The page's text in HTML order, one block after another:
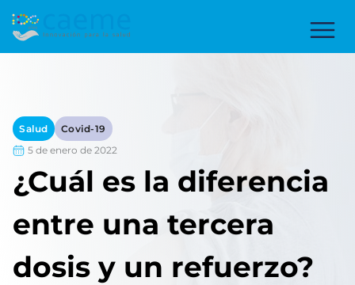
Salud
Covid-19
5 de enero de 2022
¿Cuál es la diferencia
entre una tercera
dosis y un refuerzo?